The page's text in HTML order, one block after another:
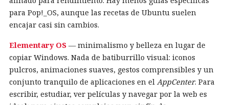
para Pop!_OS, aunque las recetas de Ubuntu suelen
encajar casi sin cambios.
Elementary OS — minimalismo y belleza en lugar de
copiar Windows. Nada de batiburrillo visual: iconos
pulcros, animaciones suaves, gestos comprensibles y un
conjunto tranquilo de aplicaciones en el AppCenter. Para
escribir, estudiar, ver películas y navegar por la web es